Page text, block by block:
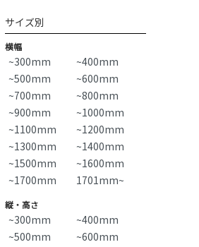
サイズ別
横幅
~300mm
~400mm
~500mm
~600mm
~700mm
~800mm
~900mm
~1000mm
~1100mm
~1200mm
~1300mm
~1400mm
~1500mm
~1600mm
~1700mm
1701mm~
縦・高さ
~300mm
~400mm
~500mm
~600mm